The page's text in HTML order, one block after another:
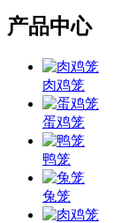
产品中心
肉鸡笼
蛋鸡笼
鸭笼
兔笼